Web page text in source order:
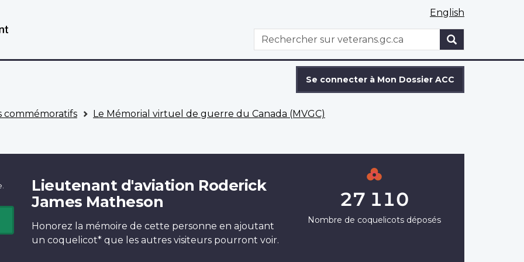
English
WxT
Search
Rechercher
Se connecter à Mon Dossier ACC
commémoratifs Le Mémorial virtuel de guerre du Canada (MVGC)
Lieutenant d'aviation Roderick
James Matheson
Honorez la mémoire de cette personne en ajoutant
un coquelicot* que les autres visiteurs pourront voir.
27 110
Nombre de coquelicots déposés